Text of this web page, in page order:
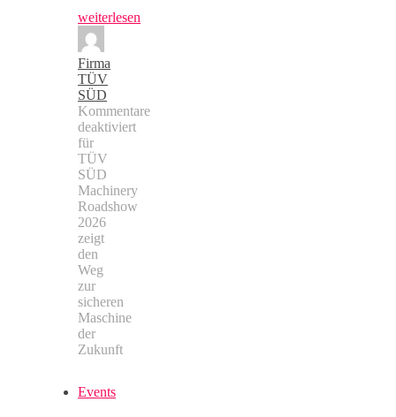
weiterlesen
Firma
TÜV
SÜD
Kommentare
deaktiviert
für
TÜV
SÜD
Machinery
Roadshow
2026
zeigt
den
Weg
zur
sicheren
Maschine
der
Zukunft
Events